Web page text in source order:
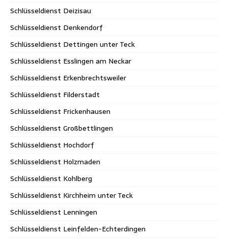
Schlüsseldienst Deizisau
Schlüsseldienst Denkendorf
Schlüsseldienst Dettingen unter Teck
Schlüsseldienst Esslingen am Neckar
Schlüsseldienst Erkenbrechtsweiler
Schlüsseldienst Filderstadt
Schlüsseldienst Frickenhausen
Schlüsseldienst Großbettlingen
Schlüsseldienst Hochdorf
Schlüsseldienst Holzmaden
Schlüsseldienst Kohlberg
Schlüsseldienst Kirchheim unter Teck
Schlüsseldienst Lenningen
Schlüsseldienst Leinfelden-Echterdingen